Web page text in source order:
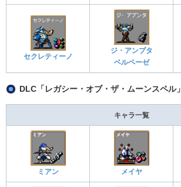
セクレティーノ
ジ・アンプタ
ベルペーゼ
DLC「レガシー・オブ・ザ・ムーンスペル」
キャラ一覧
ミアン メイヤ